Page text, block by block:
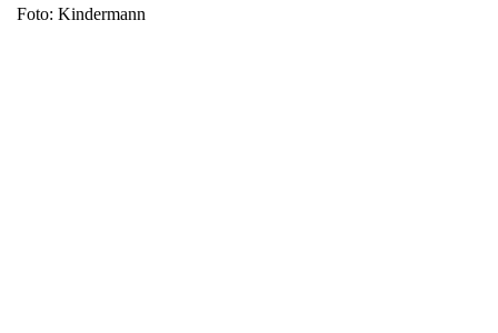
Foto: Kindermann